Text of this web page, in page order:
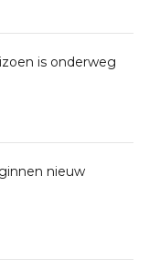
is onderweg
nieuw